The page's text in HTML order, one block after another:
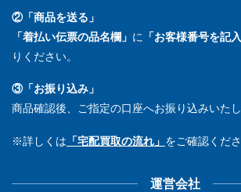
②「商品を送る」
「着払い伝票の品名欄」 に 「お客様番号を記入
りください。
③「お振り込み」
商品確認後、ご指定の口座へお振り込みいたし
※詳しくは 「宅配買取の流れ」 をご確認くださ
運営会社